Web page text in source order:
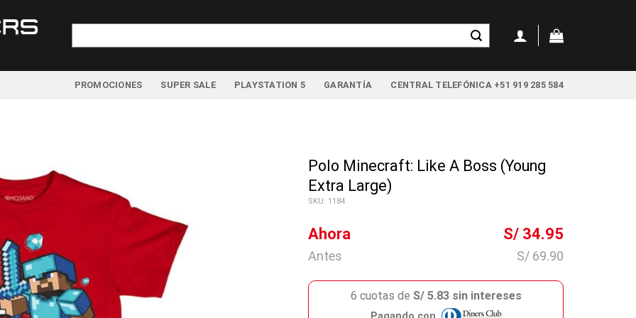
PROMOCIONES SUPER SALE PLAYSTATION 5 GARANTÍA CENTRAL TELEFÓNICA +51 919 285 584
Polo Minecraft: Like A Boss (Young
Extra Large)
SKU: 1184
Ahora S/ 34.95
Antes S/ 69.90
6 cuotas de S/ 5.83 sin intereses